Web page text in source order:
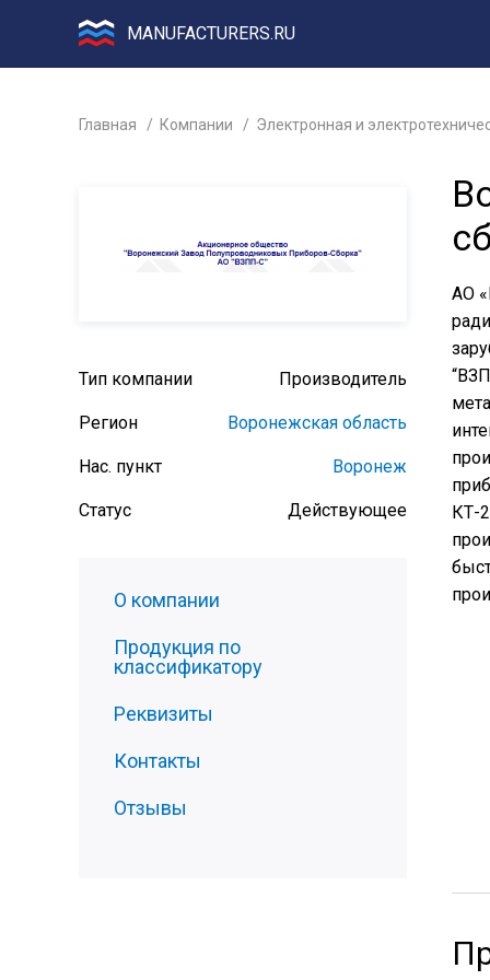
MANUFACTURERS.RU
Главная Компании Электронная и
Тип компании Производитель
Регион Воронежская область
Нас. пункт Воронеж
Статус Действующее
О компании
Продукция по
классификатору
Реквизиты
Контакты
Отзывы
АО
КТ-